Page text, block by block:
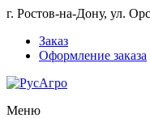
г. Ростов-на-Дону, ул.
Заказ
Оформление заказа
Меню